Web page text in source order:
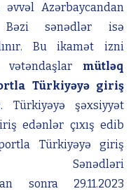
Azərbaycandan
əzi sənədlər isə
. Bu ikamət izni
vətəndaşlar mütləq
Türkiyəyə giriş
. Türkiyəyə şəxsiyyət
edənlər çıxış edib
Türkiyəyə giriş
Sənədləri
sonra 29.11.2023